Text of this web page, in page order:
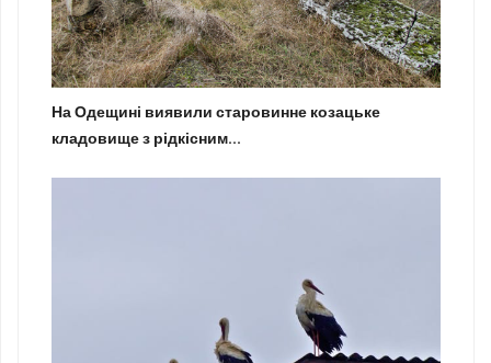
На Одещині виявили старовинне козацьке
кладовище з рідкісним...